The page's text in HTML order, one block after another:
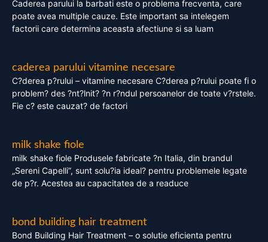
Caderea parului la barbati este o problema frecventa, care
poate avea multiple cauze. Este important sa intelegem
factorii care determina aceasta afectiune si sa luam
caderea parului vitamine necesare
C?derea p?rului – vitamine necesare C?derea p?rului poate fi o
problem? des ?nt?lnit? ?n r?ndul persoanelor de toate v?rstele.
Fie c? este cauzat? de factori
milk shake fiole
milk shake fiole Produsele fabricate ?n Italia, din brandul
„Sereni Capelli”, sunt solu?ia ideal? pentru problemele legate
de p?r. Acestea au capacitatea de a readuce
bond building hair treatment
Bond Building Hair Treatment – o solutie eficienta pentru